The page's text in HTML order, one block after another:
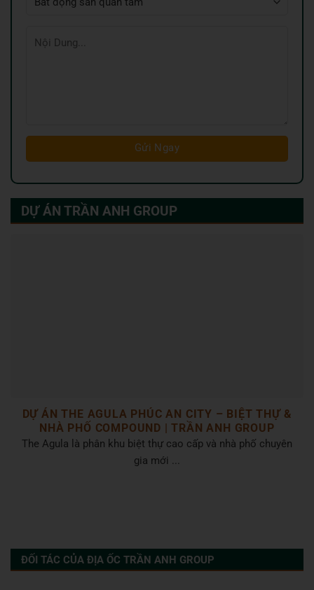
DỰ ÁN TRẦN ANH GROUP
DỰ ÁN THE AGULA PHÚC AN CITY – BIỆT THỰ &
NHÀ PHỐ COMPOUND | TRẦN ANH GROUP
The Agula là phân khu biệt thự cao cấp và nhà phố chuyên
gia mới ...
ĐỐI TÁC CỦA ĐỊA ỐC TRẦN ANH GROUP